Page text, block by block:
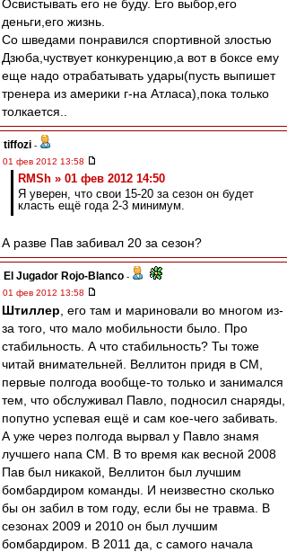
Освистывать его не буду. Его выбор,его
деньги,его жизнь.
Со шведами понравился спортивной злостью
Дзюба,чуствует конкуренцию,а вот в боксе ему
еще надо отрабатывать удары(пусть выпишет
тренера из америки г-на Атласа),пока только
толкается..
tiffozi -
01 фев 2012 13:58
RMSh » 01 фев 2012 14:50
Я уверен, что свои 15-20 за сезон он будет
класть ещё года 2-3 минимум.
А разве Пав забивал 20 за сезон?
El Jugador Rojo-Blanco -
01 фев 2012 13:58
Штиллер , его там и мариновали во многом из-
за того, что мало мобильности было. Про
стабильность. А что стабильность? Ты тоже
читай внимательней. Веллитон придя в СМ,
первые полгода вообще-то только и занимался
тем, что обслуживал Павло, подносил снаряды,
попутно успевая ещё и сам кое-чего забивать.
А уже через полгода вырвал у Павло знамя
лучшего напа СМ. В то время как весной 2008
Пав был никакой, Веллитон был лучшим
бомбардиром команды. И неизвестно сколько
бы он забил в том году, если бы не травма. В
сезонах 2009 и 2010 он был лучшим
бомбардиром. В 2011 да, с самого начала